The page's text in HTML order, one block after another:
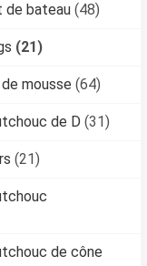
de bateau (48)
(21)
mousse (64)
de D (31)
(21)
de cône